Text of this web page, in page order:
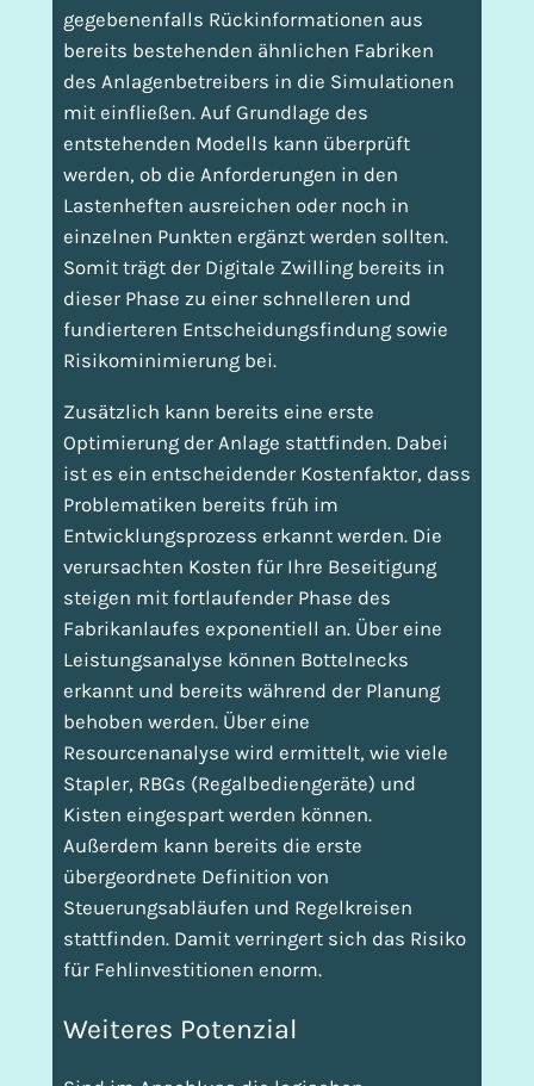
gegebenenfalls Rückinformationen aus
bereits bestehenden ähnlichen Fabriken
des Anlagenbetreibers in die Simulationen
mit einfließen. Auf Grundlage des
entstehenden Modells kann überprüft
werden, ob die Anforderungen in den
Lastenheften ausreichen oder noch in
einzelnen Punkten ergänzt werden sollten.
Somit trägt der Digitale Zwilling bereits in
dieser Phase zu einer schnelleren und
fundierteren Entscheidungsfindung sowie
Risikominimierung bei.
Zusätzlich kann bereits eine erste
Optimierung der Anlage stattfinden. Dabei
ist es ein entscheidender Kostenfaktor, dass
Problematiken bereits früh im
Entwicklungsprozess erkannt werden. Die
verursachten Kosten für Ihre Beseitigung
steigen mit fortlaufender Phase des
Fabrikanlaufes exponentiell an. Über eine
Leistungsanalyse können Bottelnecks
erkannt und bereits während der Planung
behoben werden. Über eine
Resourcenanalyse wird ermittelt, wie viele
Stapler, RBGs (Regalbediengeräte) und
Kisten eingespart werden können.
Außerdem kann bereits die erste
übergeordnete Definition von
Steuerungsabläufen und Regelkreisen
stattfinden. Damit verringert sich das Risiko
für Fehlinvestitionen enorm.
Weiteres Potenzial